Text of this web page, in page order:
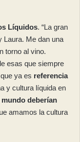
Líquidos. “La gran
Laura. Me dan una
torno al vino.
esas que siempre
que ya es referencia
y cultura líquida en
deberían
amamos la cultura